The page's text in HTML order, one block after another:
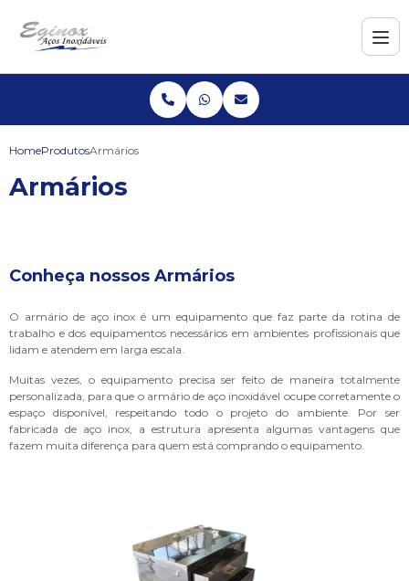
HomeProdutosArmários
Armários
Conheça nossos Armários
O armário de aço inox é um equipamento que faz parte da rotina de
trabalho e dos equipamentos necessários em ambientes profissionais que
lidam e atendem em larga escala.
Muitas vezes, o equipamento precisa ser feito de maneira totalmente
personalizada, para que o armário de aço inoxidável ocupe corretamente o
espaço disponível, respeitando todo o projeto do ambiente. Por ser
fabricada de aço inox, a estrutura apresenta algumas vantagens que
fazem muita diferença para quem está comprando o equipamento.